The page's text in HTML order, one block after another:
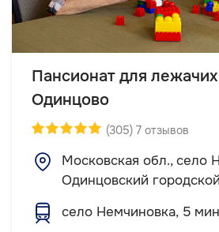
Пансионат для
Одинцово
(305) 7 отзывов
Московская обл., село
Одинцовский
село Немчиновка, 5